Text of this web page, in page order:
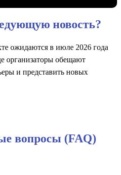
новость?
ожидаются в июле 2026 года
организаторы обещают
и представить новых
вопросы (FAQ)